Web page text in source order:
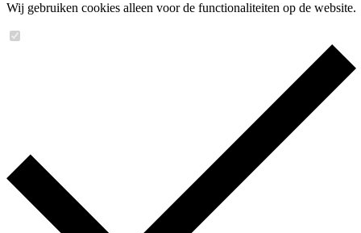
Wij gebruiken cookies alleen voor de functionaliteiten op de website.